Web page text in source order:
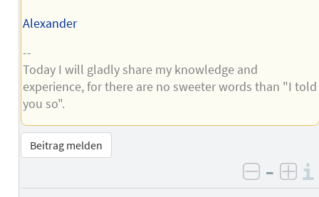
Alexander
--
Today I will gladly share my knowledge and
experience, for there are no sweeter words than "I told
you so".
Beitrag melden
negativ
–